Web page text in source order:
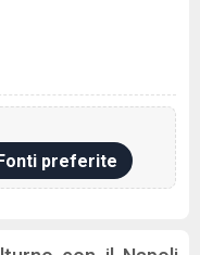
preferite